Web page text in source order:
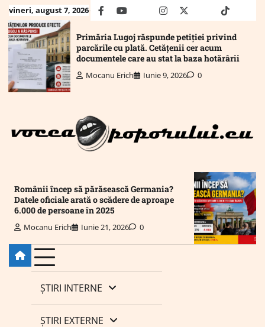
Skip
to
content
vineri, august 7, 2026 facebookyoutubeMailinstagram
twitter truthtiktok
Primăria Lugoj răspunde petiției privind
parcările cu plată. Cetățenii cer acum
documentele care au stat la baza hotărârii
Mocanu Erich Iunie 9, 2026 0
Românii încep să părăsească Germania?
Datele oficiale arată o scădere de aproape
6.000 de persoane în 2025
Mocanu Erich Iunie 21, 2026 0
ȘTIRI INTERNE
ȘTIRI EXTERNE